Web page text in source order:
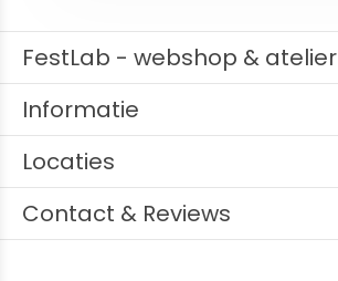
FestLab - webshop & atelier
Informatie
Locaties
Contact & Reviews